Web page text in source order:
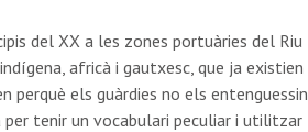
del XX a les zones portuàries del Riu
africà i gautxesc, que ja existien
els guàrdies no els entenguessin
tenir un vocabulari peculiar i utilitzar